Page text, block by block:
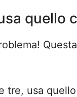
quello
Questa
tre, usa